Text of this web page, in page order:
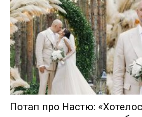
Потап про Настю: